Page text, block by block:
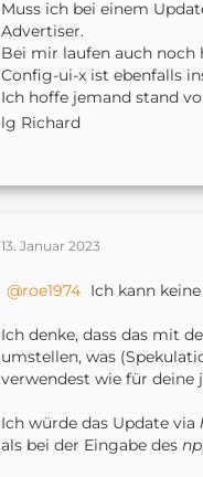
Muss ich bei einem
Advertiser.
Bei mir laufen auch noch
Config-ui-x ist ebenfalls
Ich hoffe jemand stand
lg Richard
13. Januar 2023
roe1974 Ich kann
Ich denke, dass das mit
umstellen, was
verwendest wie für deine
Ich würde das Update via
als bei der Eingabe des